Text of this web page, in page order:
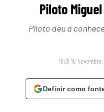
Piloto
Piloto deu a
16:31 16 Novembro,
Definir como